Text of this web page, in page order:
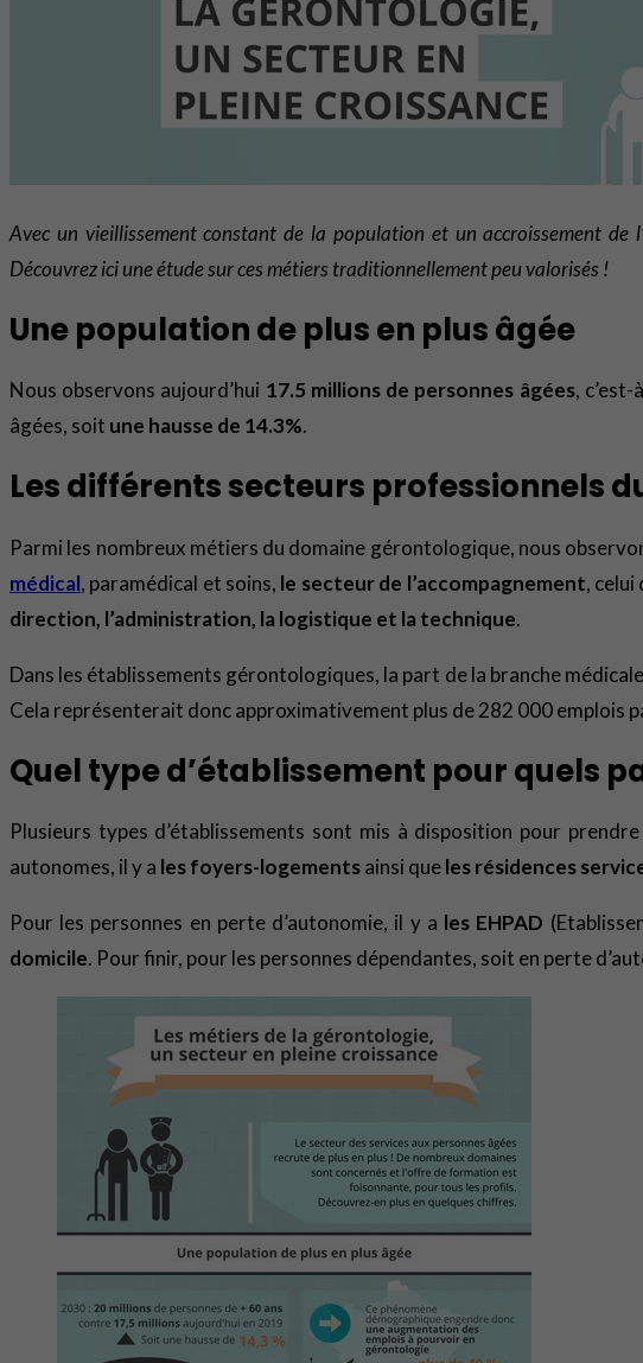
Avec un vieillissement constant de la population et un accroissement de
Découvrez ici une étude sur ces métiers traditionnellement peu valorisés !
Une population de plus en plus âgée
Nous observons aujourd’hui 17.5 millions de personnes âgées,
âgées, soit une hausse de 14.3%.
Les différents secteurs professionnels
Parmi les nombreux métiers du domaine gérontologique, nous
médical, paramédical et soins, le secteur de l’accompagnement, celui
direction, l’administration, la logistique et la technique.
Dans les établissements gérontologiques, la part de la branche
Cela représenterait donc approximativement plus de 282 000 emplois
Quel type d’établissement pour quels
Plusieurs types d’établissements sont mis à disposition pour
autonomes, il y a les foyers-logementsainsi queles résidences
Pour les personnes en perte d’autonomie, il y a les EHPAD
domicile. Pour finir, pour les personnes dépendantes, soit en perte